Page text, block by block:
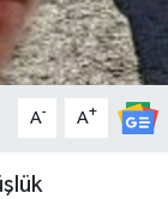
A- A+